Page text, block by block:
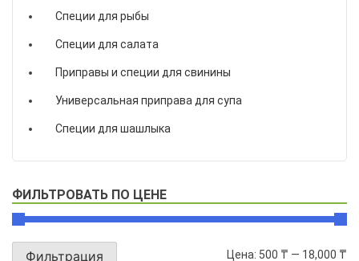
Специи для рыбы
Специи для салата
Приправы и специи для свинины
Универсальная приправа для супа
Специи для шашлыка
ФИЛЬТРОВАТЬ ПО ЦЕНЕ
Фильтрация Цена: 500 ₸ — 18,000 ₸